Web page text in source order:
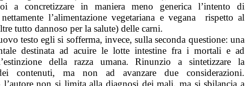
a concretizzare in maniera meno generica l’intento di
l’alimentazione vegetariana e vegana rispetto al
tutto dannoso per la salute) delle carni.
testo egli si sofferma, invece, sulla seconda questione: una
destinata ad acuire le lotte intestine fra i mortali e ad
della razza umana. Rinunzio a sintetizzare la
contenuti, ma non ad avanzare due considerazioni.
l’autore non si limita alla diagnosi dei mali, ma si sbilancia a